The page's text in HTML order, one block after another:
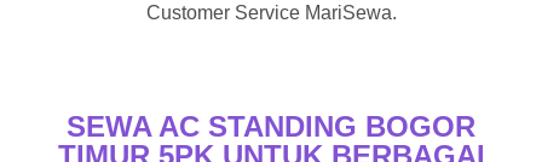
Customer Service MariSewa.
SEWA AC STANDING BOGOR
TIMUR 5PK UNTUK BERBAGAI